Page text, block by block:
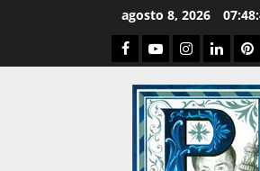
agosto 8, 2026
Facebook
YoutubeInstagram
Linked